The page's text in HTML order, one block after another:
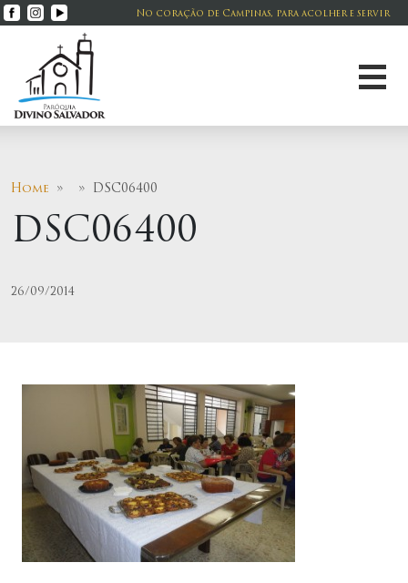
No coração de Campinas, para acolher e servir
Home » » DSC06400
DSC06400
26/09/2014